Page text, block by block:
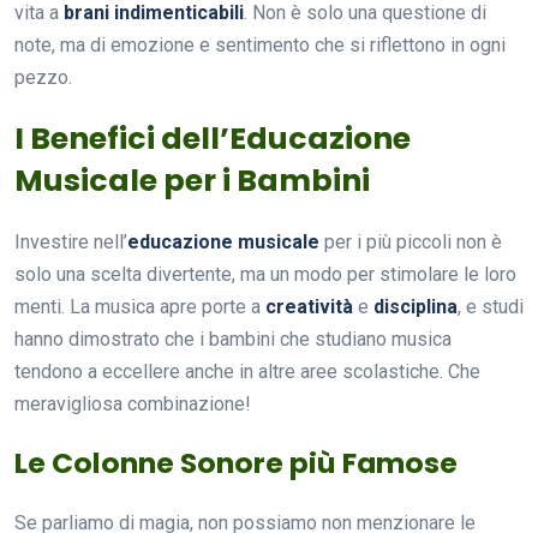
vita a brani indimenticabili. Non è solo una questione di
note, ma di emozione e sentimento che si riflettono in ogni
pezzo.
I Benefici dell’Educazione
Musicale per i Bambini
Investire nell’educazione musicale per i più piccoli non è
solo una scelta divertente, ma un modo per stimolare le loro
menti. La musica apre porte a creatività e disciplina, e studi
hanno dimostrato che i bambini che studiano musica
tendono a eccellere anche in altre aree scolastiche. Che
meravigliosa combinazione!
Le Colonne Sonore più Famose
Se parliamo di magia, non possiamo non menzionare le